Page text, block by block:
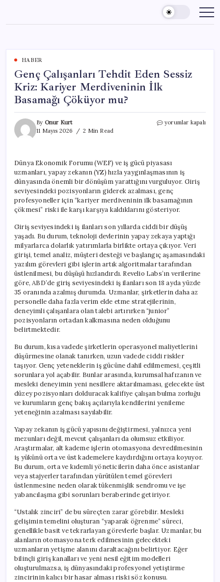
content
HABER
Genç Çalışanları Tehdit Eden Sessiz
Kriz: Kariyer Merdiveninin İlk
Basamağı Çöküyor mu?
By Onur Kurt
11 Mayıs 2026
2 Min Read
Genç
Kriz:
Kariyer
Merdiveninin
İlk
Basamağı
Çöküyor
mu?
yorumlar kapalı
Dünya Ekonomik Forumu (WEF) ve iş gücü piyasası
uzmanları, yapay zekanın (YZ) hızla yaygınlaşmasının iş
dünyasında önemli bir dönüşüm yarattığını vurguluyor. Giriş
seviyesindeki pozisyonların giderek azalması, genç
profesyoneller için “kariyer merdiveninin ilk basamağının
çökmesi” riski ile karşı karşıya kaldıklarını gösteriyor.
Giriş seviyesindeki iş ilanları son yıllarda ciddi bir düşüş
yaşadı. Bu durum, teknoloji devlerinin yapay zekaya yaptığı
milyarlarca dolarlık yatırımlarla birlikte ortaya çıkıyor. Veri
girişi, temel analiz, müşteri desteği ve başlangıç aşamasındaki
yazılım görevleri gibi işlerin artık algoritmalar tarafından
üstlenilmesi, bu düşüşü hızlandırdı. Revelio Labs’ın verilerine
göre, ABD’de giriş seviyesindeki iş ilanları son 18 ayda yüzde
35 oranında azalmış durumda. Uzmanlar, şirketlerin daha az
personelle daha fazla verim elde etme stratejilerinin,
deneyimli çalışanlara olan talebi artırırken “junior”
pozisyonların ortadan kalkmasına neden olduğunu
belirtmektedir.
Bu durum, kısa vadede şirketlerin operasyonel maliyetlerini
düşürmesine olanak tanırken, uzun vadede ciddi riskler
taşıyor. Genç yeteneklerin iş gücüne dahil edilmemesi, çeşitli
sorunlara yol açabilir. Bunlar arasında, kurumsal hafızanın ve
mesleki deneyimin yeni nesillere aktarılmaması, gelecekte üst
düzey pozisyonları dolduracak kalifiye çalışan bulma zorluğu
ve kurumların genç bakış açılarıyla kendilerini yenileme
yeteneğinin azalması sayılabilir.
Yapay zekanın iş gücü yapısını değiştirmesi, yalnızca yeni
mezunları değil, mevcut çalışanları da olumsuz etkiliyor.
Araştırmalar, alt kademe işlerin otomasyona devredilmesinin
iş yükünü orta ve üst kademelere kaydırdığını ortaya koyuyor.
Bu durum, orta ve kıdemli yöneticilerin daha önce asistanlar
veya stajyerler tarafından yürütülen temel görevleri
üstlenmesine neden olarak tükenmişlik sendromu ve işe
yabancılaşma gibi sorunları beraberinde getiriyor.
“Ustalık zinciri” de bu süreçten zarar görebilir. Mesleki
gelişimin temelini oluşturan “yaparak öğrenme” süreci,
genellikle basit ve tekrarlayan görevlerle başlar. Uzmanlar, bu
alanların otomasyona terk edilmesinin gelecekteki
uzmanların yetişme alanını daraltacağını belirtiyor. Eğer
bilinçli giriş kanalları ve yeni nesil eğitim modelleri
oluşturulmazsa, iş dünyasındaki profesyonel yetiştirme
zincirinin kalıcı bir hasar alması riski söz konusu.